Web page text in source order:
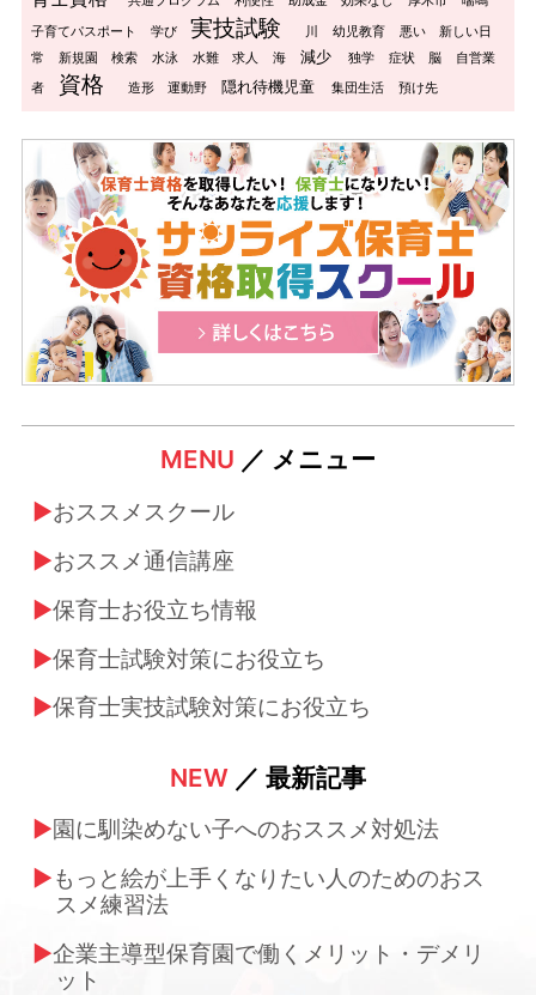
子育てパスポート
学び 実技試験 川 幼児教育 悪い
新しい日
常
新規園 検索 水泳 水難 求人 海 減少 独学 症状 脳
自営業
者
資格 造形 運動野 隠れ待機児童 集団生活 預け先
MENU ／ メニュー
おススメスクール
おススメ通信講座
保育士お役立ち情報
保育士試験対策にお役立ち
保育士実技試験対策にお役立ち
NEW ／ 最新記事
園に馴染めない子へのおススメ対処法
もっと絵が上手くなりたい人のためのおス
スメ練習法
企業主導型保育園で働くメリット・デメリ
ット